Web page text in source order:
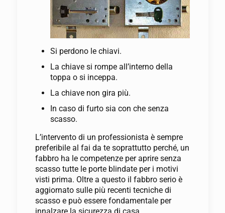
Si perdono le chiavi.
La chiave si rompe all’interno della
toppa o si inceppa.
La chiave non gira più.
In caso di furto sia con che senza
scasso.
L’intervento di un professionista è sempre
preferibile al fai da te soprattutto perché, un
fabbro ha le competenze per aprire senza
scasso tutte le porte blindate per i motivi
visti prima. Oltre a questo il fabbro serio è
aggiornato sulle più recenti tecniche di
scasso e può essere fondamentale per